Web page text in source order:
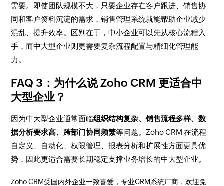
需要。即使团队规模不大，只要企业存在客户跟进、销售协
同和客户资料沉淀的需求，销售管理系统就能帮助企业减少
混乱、提升效率。区别在于，中小企业可以先从核心流程入
手，而中大型企业则更需要复杂流程配置与精细化管理能
力。
FAQ 3：为什么说 Zoho CRM 更适合中
大型企业？
因为中大型企业通常面临组织结构复杂、销售流程多样、数
据分析要求高、跨部门协同频繁等问题。Zoho CRM 在流程
自定义、自动化、权限管理、报表分析和扩展性方面更具优
势，因此更适合需要长期稳定支撑业务增长的中大型企业。
Zoho CRM受国内外企业一致喜爱，专业CRM系统厂商，欢迎免